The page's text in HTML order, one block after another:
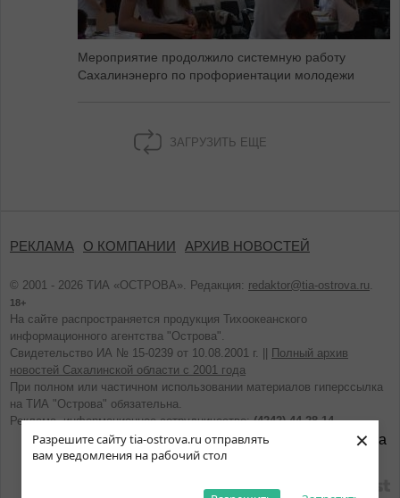
Разрешите сайту tia-ostrova.ru отправлять
вам уведомления на рабочий стол
×
Мероприятие продолжило системную работу
Сахалинэнерго по профориентации молодежи
ЗАГРУЗИТЬ ЕЩЕ
РЕКЛАМА О КОМПАНИИ АРХИВ НОВОСТЕЙ
© 2001 - 2026 ТИА «ОСТРОВА». Редакция: redaktor@tia-ostrova.ru.
18+
На сайте распространяется продукция Тихоокеанского
информационного агентства "Острова".
Свидетельство ИА № 15-0239 от 10.08.2001 г. ||
Полный архив
новостей Сахалинской области с 2001 года
При полном или частичном использовании материалов гиперссылка
на ТИА "Острова" обязательна.
Реклама, информационное сотрудничество:(4242) 44-28-14.
разработано